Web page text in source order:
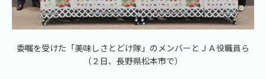
委嘱を受けた「美味しさとどけ隊」のメンバーとＪＡ役職員ら
（２日、長野県松本市で）